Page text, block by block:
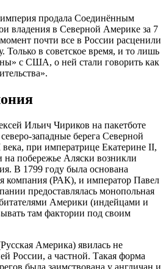
продала Соединённым
владения в Северной Америке за 7
почти все в России расценили
Только в советское время, и то лишь
с США, о ней стали говорить как
Ильич Чириков на пакетботе
западные берега Северной
при императрице Екатерине II,
на побережье Аляски возникли
В 1799 году была основана
компания (РАК), и император Павел
предоставлялась монопольная
Америки (индейцами и
там фактории под своим
Америка) явилась не
России, а частной. Такая форма
была заимствована у англичан и